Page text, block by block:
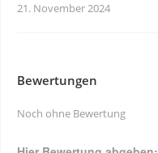
21. November 2024
Bewertungen
Noch ohne Bewertung